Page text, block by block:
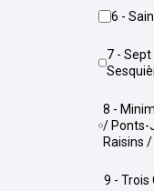
6 -
7 - Sept Deniers / Ginestous-
8 - Minimes / Barrière de Paris
/ Ponts-
Raisins
9 - Trois Cocus / Borderouge /